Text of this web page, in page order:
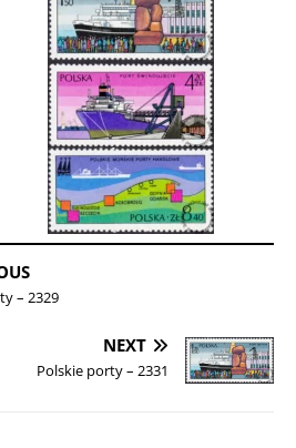
– 2329
NEXT
Polskie porty – 2331